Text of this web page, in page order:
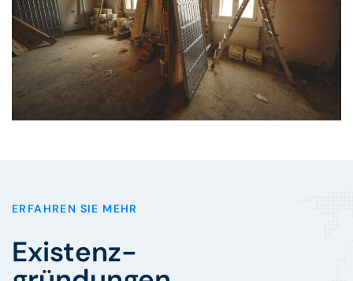
ERFAHREN SIE MEHR
Existenz-